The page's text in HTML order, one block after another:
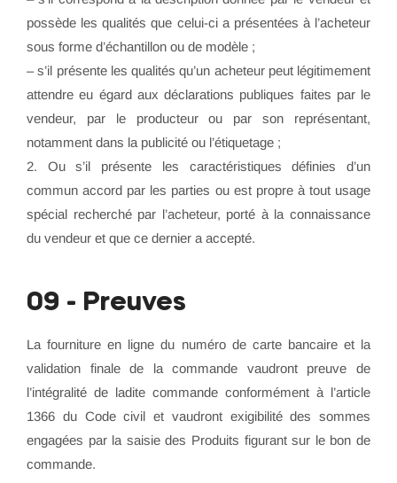
possède les qualités que celui-ci a présentées à l’acheteur
sous forme d’échantillon ou de modèle ;
– s’il présente les qualités qu’un acheteur peut légitimement
attendre eu égard aux déclarations publiques faites par le
vendeur, par le producteur ou par son représentant,
notamment dans la publicité ou l’étiquetage ;
2. Ou s’il présente les caractéristiques définies d’un
commun accord par les parties ou est propre à tout usage
spécial recherché par l’acheteur, porté à la connaissance
du vendeur et que ce dernier a accepté.
09 - Preuves
La fourniture en ligne du numéro de carte bancaire et la
validation finale de la commande vaudront preuve de
l’intégralité de ladite commande conformément à l’article
1366 du Code civil et vaudront exigibilité des sommes
engagées par la saisie des Produits figurant sur le bon de
commande.